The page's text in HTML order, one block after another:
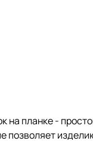
планке -